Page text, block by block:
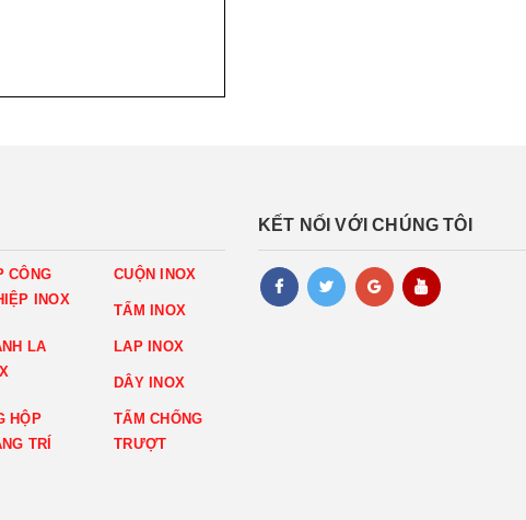
CÔNG
INOX
CUỘN INOX
TẤM INOX
LA
LAP INOX
DÂY INOX
HỘP
TRÍ
TẤM CHỐNG
TRƯỢT
KẾT NỐI VỚI CHÚNG TÔI